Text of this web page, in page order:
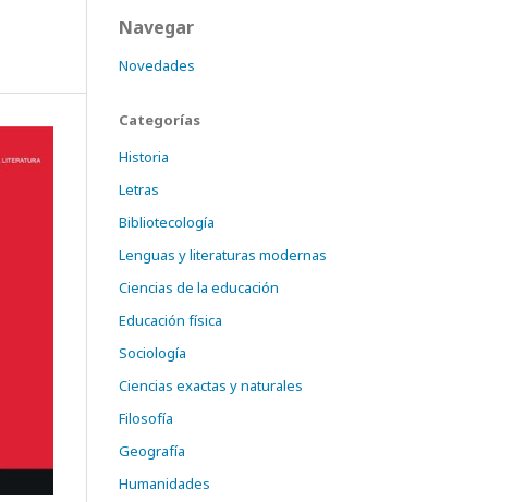
Navegar
Novedades
Categorías
Historia
Letras
Bibliotecología
Lenguas y literaturas modernas
Ciencias de la educación
Educación física
Sociología
Ciencias exactas y naturales
Filosofía
Geografía
Humanidades